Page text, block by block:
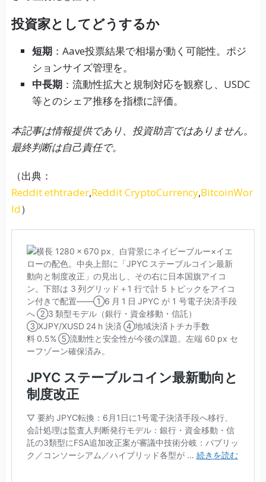
投資家としてどうするか
短期：Aave投票結果で相場が動く可能性。ポジ
ションサイズ管理を。
中長期：流動性拡大と規制対応を観察し、USDC
等とのシェア推移を指標に評価。
本記事は情報提供であり、投資助言ではありません。
最終判断は自己責任で。
（出典：
Reddit ethtrader,Reddit CryptoCurrency,BitcoinWor
ld）